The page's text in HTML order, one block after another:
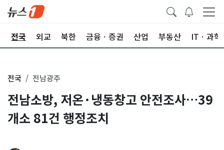
전국 외교 북한 금융ㆍ증권 산업 부동산 ITㆍ과학
전국 전남광주
전남소방, 저온·냉동창고 안전조사…39
개소 81건 행정조치